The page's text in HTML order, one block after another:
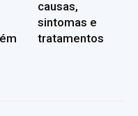
causas,
sintomas e
tratamentos